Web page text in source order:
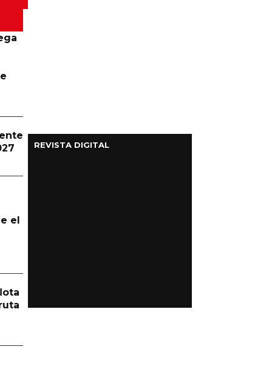
el
REVISTA DIGITAL